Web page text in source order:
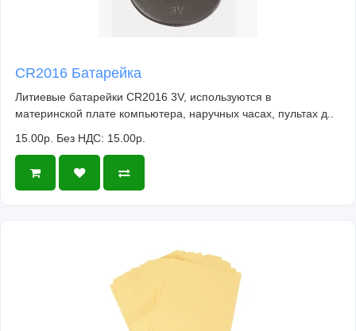
CR2016 Батарейка
Литиевые батарейки CR2016 3V, используются в
материнской плате компьютера, наручных часах, пультах д..
15.00р. Без НДС: 15.00р.